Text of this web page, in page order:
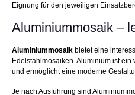
Eignung für den jeweiligen
Aluminiummosaik –
Aluminiummosaik bietet eine
Edelstahlmosaiken. Aluminium ist
und ermöglicht eine moderne
Je nach Ausführung sind